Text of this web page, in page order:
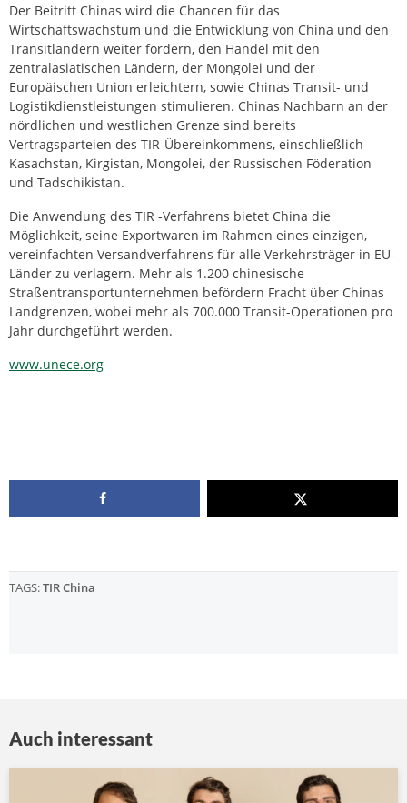
Der Beitritt Chinas wird die Chancen für das
Wirtschaftswachstum und die Entwicklung von China und den
Transitländern weiter fördern, den Handel mit den
zentralasiatischen Ländern, der Mongolei und der
Europäischen Union erleichtern, sowie Chinas Transit- und
Logistikdienstleistungen stimulieren. Chinas Nachbarn an der
nördlichen und westlichen Grenze sind bereits
Vertragsparteien des TIR-Übereinkommens, einschließlich
Kasachstan, Kirgistan, Mongolei, der Russischen Föderation
und Tadschikistan.
Die Anwendung des TIR -Verfahrens bietet China die
Möglichkeit, seine Exportwaren im Rahmen eines einzigen,
vereinfachten Versandverfahrens für alle Verkehrsträger in EU-
Länder zu verlagern. Mehr als 1.200 chinesische
Straßentransportunternehmen befördern Fracht über Chinas
Landgrenzen, wobei mehr als 700.000 Transit-Operationen pro
Jahr durchgeführt werden.
www.unece.org
TAGS:TIR China
Auch interessant